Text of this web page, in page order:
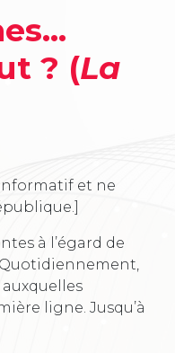
? (La
et ne
à l’égard de
Quotidiennement,
ligne. Jusqu’à